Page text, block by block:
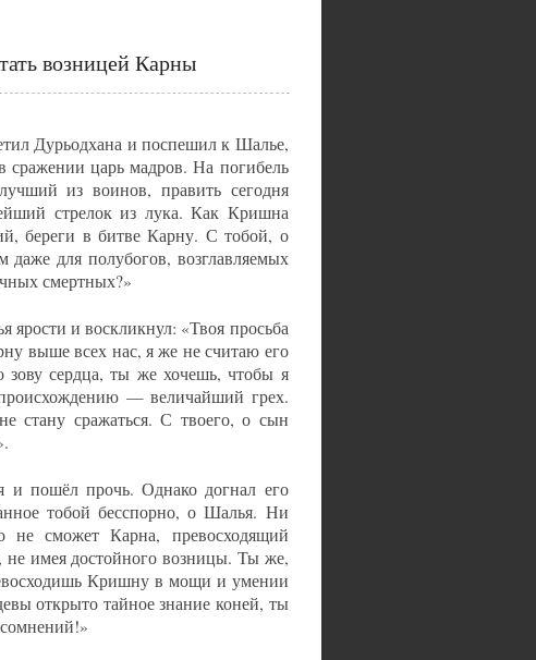
возницей Карны
Дурьодхана и поспешил к Шалье,
царь мадров. На погибель
из воинов, править сегодня
стрелок из лука. Как Кришна
береги в битве Карну. С тобой, о
для полубогов, возглавляемых
смертных?»
и воскликнул: «Твоя просьба
выше всех нас, я же не считаю его
сердца, ты же хочешь, чтобы я
— величайший грех.
стану сражаться. С твоего, о сын
и пошёл прочь. Однако догнал его
тобой бесспорно, о Шалья. Ни
сможет Карна, превосходящий
имея достойного возницы. Ты же,
Кришну в мощи и умении
открыто тайное знание коней, ты